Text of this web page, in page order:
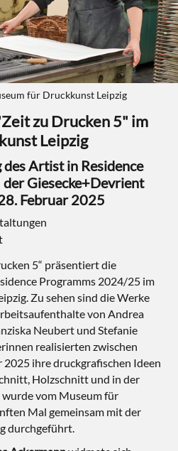
für Druckkunst Leipzig
zu Drucken 5" im
Leipzig
Artist in Residence
Giesecke+Devrient
Februar 2025
5“ präsentiert die
Programms 2024/25 im
Zu sehen sind die Werke
von Andrea
Neubert und Stefanie
realisierten zwischen
ihre druckgrafischen Ideen
Holzschnitt und in der
vom Museum für
Mal gemeinsam mit der
durchgeführt.